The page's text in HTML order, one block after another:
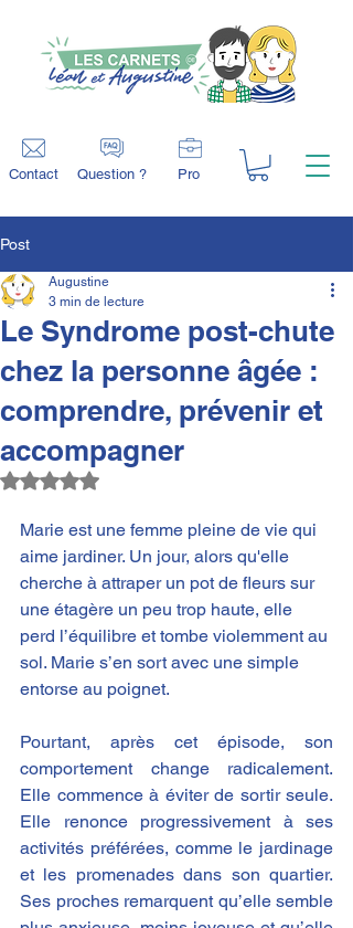
Contact Pro
Question ?
Post
Le Syndrome post-chute
chez la personne âgée :
comprendre, prévenir et
accompagner
Augustine
3 min de lecture
Noté NaN étoiles sur 5.
Marie est une femme pleine de vie qui
aime jardiner. Un jour, alors qu'elle
cherche à attraper un pot de fleurs sur
une étagère un peu trop haute, elle
perd l’équilibre et tombe violemment au
sol. Marie s’en sort avec une simple
entorse au poignet.
Pourtant, après cet épisode, son
comportement change radicalement.
Elle commence à éviter de sortir seule.
Elle renonce progressivement à ses
activités préférées, comme le jardinage
et les promenades dans son quartier.
Ses proches remarquent qu’elle semble